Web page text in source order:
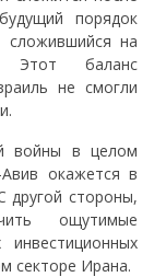
порядок
сложившийся на
Этот баланс
не смогли
войны в целом
окажется в
другой стороны,
ощутимые
секторе Ирана.